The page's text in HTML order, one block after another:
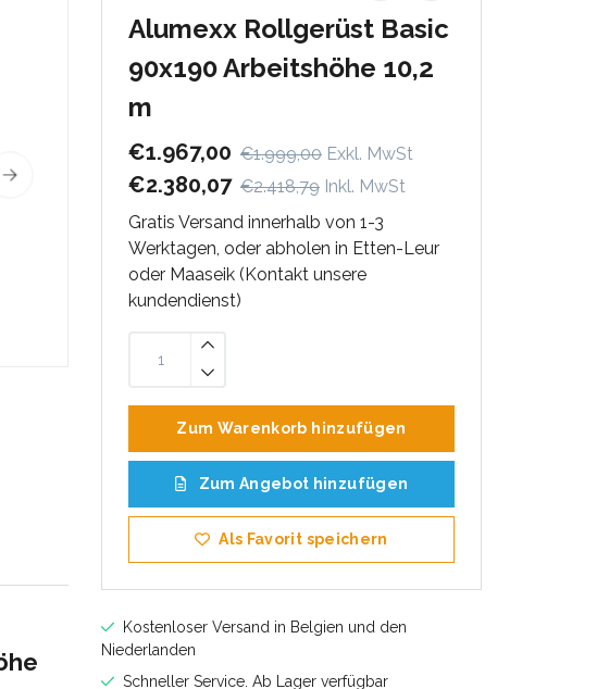
Alumexx Rollgerüst Basic
90x190 Arbeitshöhe 10,2
m
€1.967,00 €1.999,00 Exkl. MwSt
€2.380,07 €2.418,79 Inkl. MwSt
Gratis Versand innerhalb von 1-3
Werktagen, oder abholen in Etten-Leur
oder Maaseik (Kontakt unsere
kundendienst)
Zum Warenkorb hinzufügen
Zum Angebot hinzufügen
Als Favorit speichern
Kostenloser Versand in Belgien und den
Niederlanden
Schneller Service. Ab Lager verfügbar